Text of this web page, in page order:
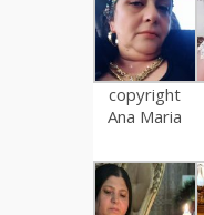
copyright
Ana Maria